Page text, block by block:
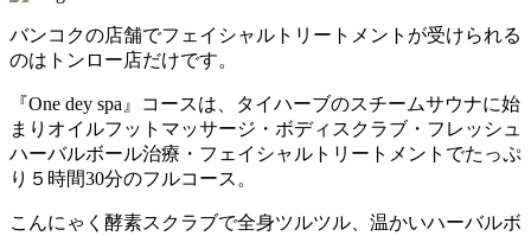
バンコクの店舗でフェイシャルトリートメントが受けられる
のはトンロー店だけです。
『One dey spa』コースは、タイハーブのスチームサウナに始
まりオイルフットマッサージ・ボディスクラブ・フレッシュ
ハーバルボール治療・フェイシャルトリートメントでたっぷ
り５時間30分のフルコース。
こんにゃく酵素スクラブで全身ツルツル、温かいハーバルボ